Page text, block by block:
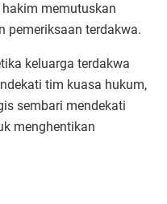
memutuskan
pemeriksaan terdakwa.
keluarga terdakwa
tim kuasa hukum,
sembari mendekati
menghentikan